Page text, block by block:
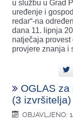
u službu u Grad
uređenje i
redar“-na
dana 11. lipnja
natječaja
provjere znanja i
OGLAS
(3
OBJAVLJENO: